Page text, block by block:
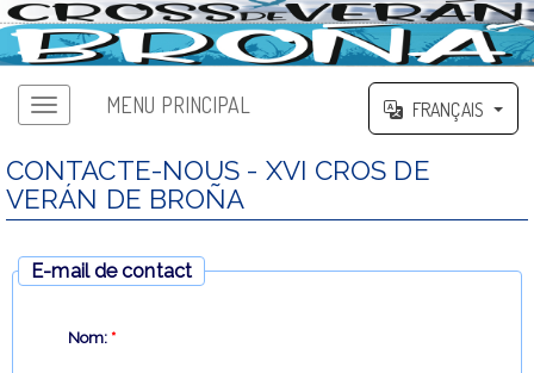
MENU PRINCIPAL FRANÇAIS
CONTACTE-NOUS - XVI CROS DE
VERÁN DE BROÑA
E-mail de contact
Nom: *